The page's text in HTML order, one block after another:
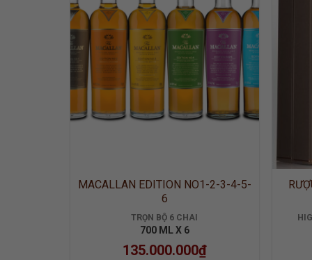
MACALLAN EDITION NO1-2-3-4-5-
6
TRỌN BỘ 6 CHAI
700 ML X 6
135.000.000₫